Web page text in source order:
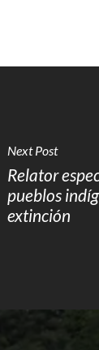
Next Post
Relator
pueblos
extinción